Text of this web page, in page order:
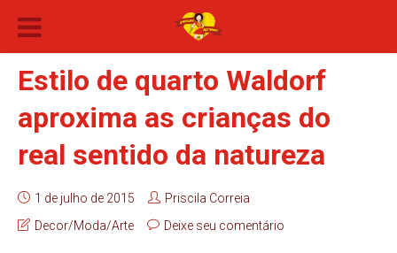
Estilo de quarto Waldorf
aproxima as crianças do
real sentido da natureza
1 de julho de 2015
Priscila Correia
Decor/Moda/Arte
Deixe seu comentário